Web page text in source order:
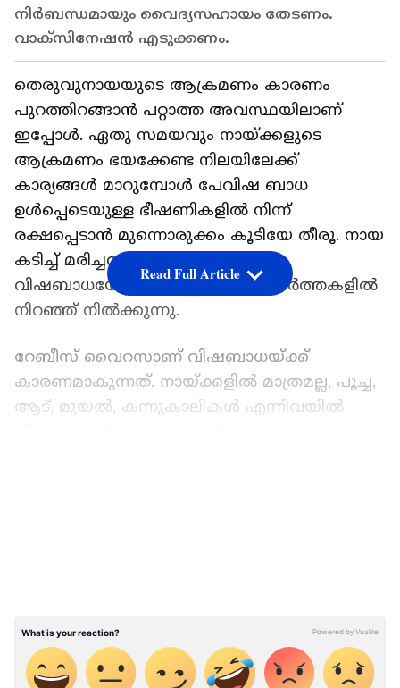
നിർബന്ധമായും വൈദ്യസഹായം തേടണം.
വാക്സിനേഷൻ എടുക്കണം.
തെരുവുനായയുടെ ആക്രമണം കാരണം
പുറത്തിറങ്ങാൻ പറ്റാത്ത അവസ്ഥയിലാണ്
ഇപ്പോൾ. ഏതു സമയവും നായ്ക്കളുടെ
ആക്രമണം ഭയക്കേണ്ട നിലയിലേക്ക്
കാര്യങ്ങൾ മാറുമ്പോൾ പേവിഷ ബാധ
ഉൾപ്പെടെയുള്ള ഭീഷണികളിൽ നിന്ന്
രക്ഷപ്പെടാൻ മുന്നൊരുക്കം കൂടിയേ തീരൂ. നായ
കടിച്ച് മരിച്ചവരും പേപ്പട്ടി കടിച്ച്
വിഷബാധയേറ്റവരുമെല്ലാം ഇന്ന് വാർത്തകളിൽ
നിറഞ്ഞ് നിൽക്കുന്നു.
റേബീസ് വൈറസാണ് വിഷബാധയ്ക്ക്
കാരണമാകുന്നത്. നായ്ക്കളിൽ മാത്രമല്ല, പൂച്ച,
ആട്, മുയൽ, കന്നുകാലികൾ എന്നിവയിൽ
തലച്ചോറിലെത്തി ഇവ മസ്തിഷ്‌ക
ജ്വരമുണ്ടാക്കുന്നു.
Read Full Article